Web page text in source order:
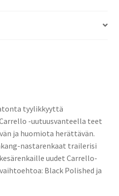
tyylikkyyttä
-uutuusvanteella teet
ja huomiota herättävän.
nastarenkaat trailerisi
uudet Carrello-
Black Polished ja